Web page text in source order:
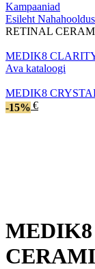
Kampaaniad
EsilehtNahahooldus
RETINAL
MEDIK8
Ava kataloogi
MEDIK8
52,66 €Current
-15%